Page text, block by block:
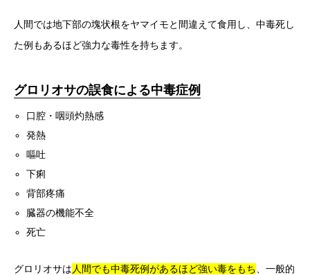
人間では地下部の塊状根をヤマイモと間違えて食用し、中毒死し
た例もあるほど強力な毒性を持ちます。
グロリオサの誤食による中毒症例
口腔・咽頭灼熱感
発熱
嘔吐
下痢
背部疼痛
臓器の機能不全
死亡
グロリオサは 人間でも中毒死例があるほど強い毒をもち 、一般的